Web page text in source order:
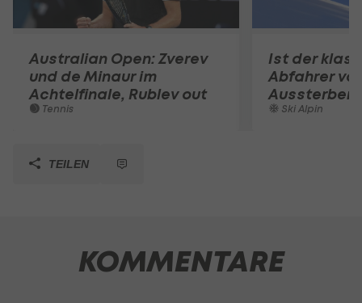
Australian Open: Zverev
und de Minaur im
Achtelfinale, Rublev out
Tennis
Ist der
Abfahrer
Aussterben
Ski Alpin
TEILEN
KOMMENTARE